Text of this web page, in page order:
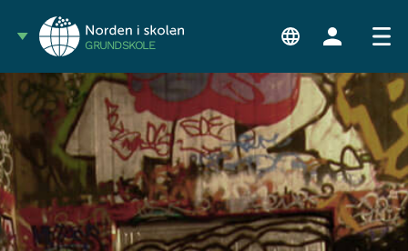
GRUNDSKOLE